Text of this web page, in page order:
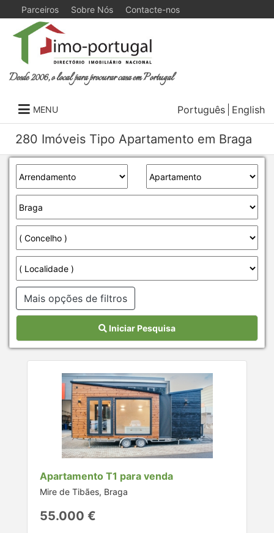
Parceiros Sobre Nós Contacte-nos
Desde 2006, o local para procurar casa em Portugal
MENU Português English
280 Imóveis Tipo Apartamento em Braga
Mais opções de filtros
Iniciar Pesquisa
Apartamento T1 para venda
Mire de Tibães, Braga
55.000 €